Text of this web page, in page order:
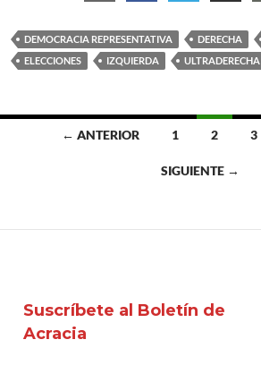
DEMOCRACIA REPRESENTATIVA DERECHA
ELECCIONES
IZQUIERDA ULTRADERECHA
entradas
← ANTERIOR 1 2 3
SIGUIENTE →
Suscríbete al Boletín de
Acracia